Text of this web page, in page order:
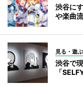
渋谷に
や楽曲
見る・遊ぶ
渋谷で
「